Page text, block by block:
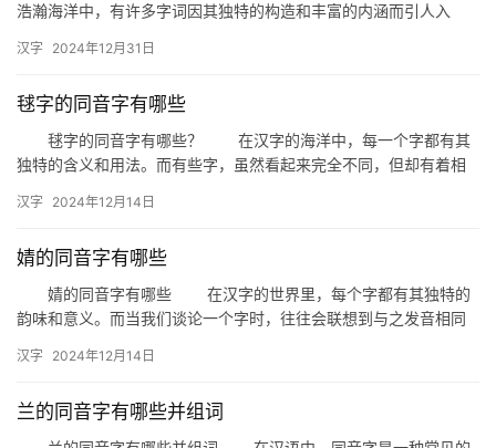
浩瀚海洋中，有许多字词因其独特的构造和丰富的内涵而引人入
支”。…
汉字 2024年12月31日
毬字的同音字有哪些
毬字的同音字有哪些？ 在汉字的海洋中，每一个字都有其
独特的含义和用法。而有些字，虽然看起来完全不同，但却有着相
汉…
汉字 2024年12月14日
婧的同音字有哪些
婧的同音字有哪些 在汉字的世界里，每个字都有其独特的
韵味和意义。而当我们谈论一个字时，往往会联想到与之发音相同
看…
汉字 2024年12月14日
兰的同音字有哪些并组词